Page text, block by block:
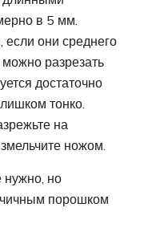
в 5 мм.
они среднего
разрезать
достаточно
тонко.
на
ножом.
нужно, но
порошком